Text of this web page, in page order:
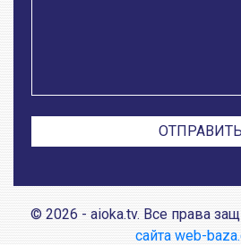
© 2026 - aioka.tv. Все права
сайта web-